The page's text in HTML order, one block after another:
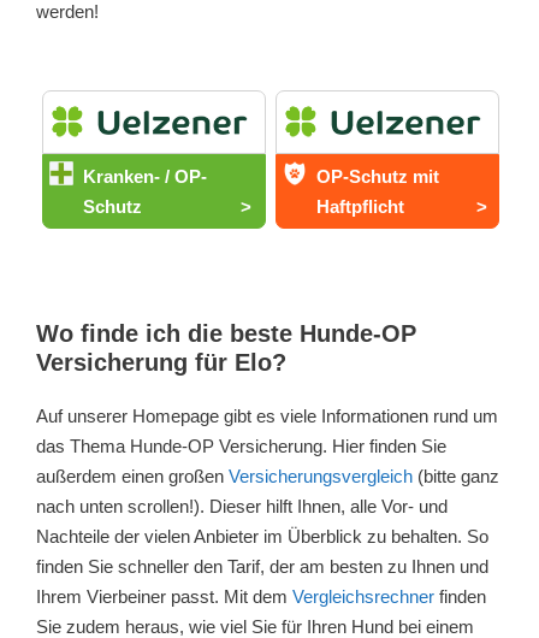
werden!
Kranken- / OP-
Schutz
>
OP-Schutz mit
Haftpflicht
>
Wo finde ich die beste Hunde-OP
Versicherung für Elo?
Auf unserer Homepage gibt es viele Informationen rund um
das Thema Hunde-OP Versicherung. Hier finden Sie
außerdem einen großen Versicherungsvergleich (bitte ganz
nach unten scrollen!). Dieser hilft Ihnen, alle Vor- und
Nachteile der vielen Anbieter im Überblick zu behalten. So
finden Sie schneller den Tarif, der am besten zu Ihnen und
Ihrem Vierbeiner passt. Mit dem Vergleichsrechner finden
Sie zudem heraus, wie viel Sie für Ihren Hund bei einem